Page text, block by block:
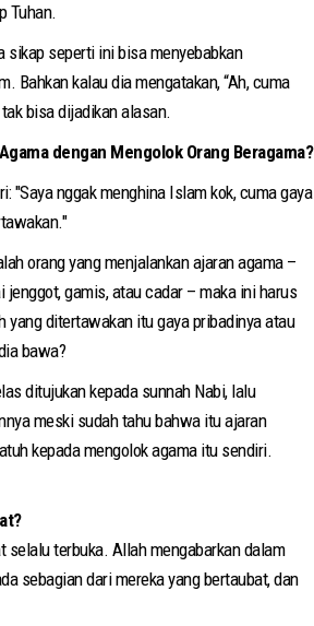
Tuhan.
sikap seperti ini bisa menyebabkan
Bahkan kalau dia mengatakan, “Ah, cuma
bisa dijadikan alasan.
dengan Mengolok Orang Beragama?
"Saya nggak menghina Islam kok, cuma gaya
orang yang menjalankan ajaran agama –
jenggot, gamis, atau cadar – maka ini harus
yang ditertawakan itu gaya pribadinya atau
bawa?
ditujukan kepada sunnah Nabi, lalu
meski sudah tahu bahwa itu ajaran
kepada mengolok agama itu sendiri.
selalu terbuka. Allah mengabarkan dalam
sebagian dari mereka yang bertaubat, dan